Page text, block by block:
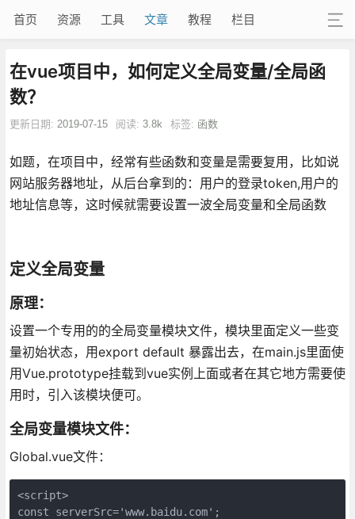
首页 资源 工具 文章 教程 栏目
在vue项目中，如何定义全局变量/全局函
数？
更新日期: 2019-07-15 阅读: 3.8k 标签: 函数
如题，在项目中，经常有些函数和变量是需要复用，比如说
网站服务器地址，从后台拿到的：用户的登录token,用户的
地址信息等，这时候就需要设置一波全局变量和全局函数
定义全局变量
原理：
设置一个专用的的全局变量模块文件，模块里面定义一些变
量初始状态，用export default 暴露出去，在main.js里面使
用Vue.prototype挂载到vue实例上面或者在其它地方需要使
用时，引入该模块便可。
全局变量模块文件：
Global.vue文件：
<script>
const serverSrc='www.baidu.com';